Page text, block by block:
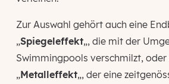
Zur Auswahl gehört auch eine
„Spiegeleffekt„, die mit der
Swimmingpools verschmilzt,
„Metalleffekt„, der eine